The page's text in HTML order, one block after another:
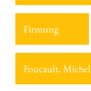
Firmung
Foucault, Michel